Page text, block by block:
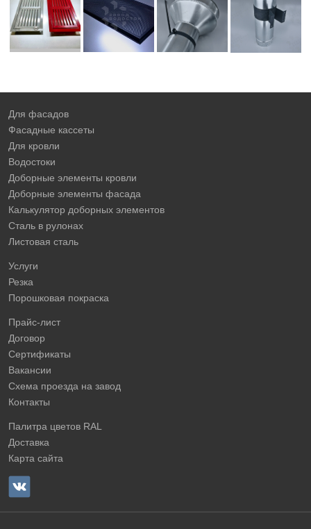
Для фасадов
Фасадные кассеты
Для кровли
Водостоки
Доборные элементы кровли
Доборные элементы фасада
Калькулятор доборных элементов
Сталь в рулонах
Листовая сталь
Услуги
Резка
Порошковая покраска
Прайс-лист
Договор
Сертификаты
Вакансии
Схема проезда на завод
Контакты
Палитра цветов RAL
Доставка
Карта сайта